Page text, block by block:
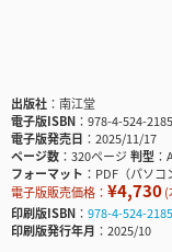
出版社
南江堂
電子版ISBN
978-4-524-
電子版発売日
2025/11/17
ページ数
320ページ判型
フォーマット
PDF（パソコ
電子版販売価格： ¥4,730(
印刷版ISBN
978-4-524-
印刷版発行年月
2025/10